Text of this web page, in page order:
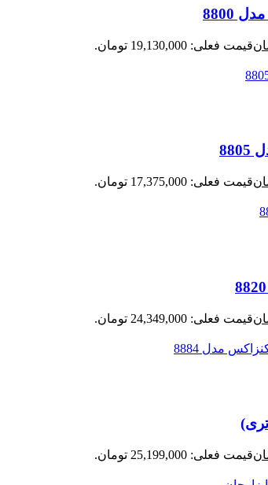
قیمت فعلی: 19,130,000 تومان.
قیمت فعلی: 17,375,000 تومان.
قیمت فعلی: 24,349,000 تومان.
قیمت فعلی: 25,199,000 تومان.